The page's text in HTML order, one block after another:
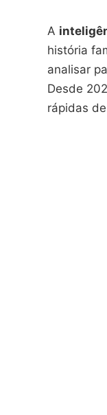
A
história
analisar
Desde
rápidas